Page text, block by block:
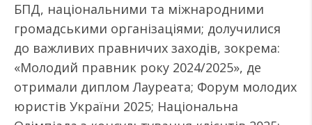
БПД, національними та міжнародними
громадськими організаціями; долучилися
до важливих правничих заходів, зокрема:
«Молодий правник року 2024/2025», де
отримали диплом Лауреата; ⁠Форум молодих
юристів України 2025; Національна